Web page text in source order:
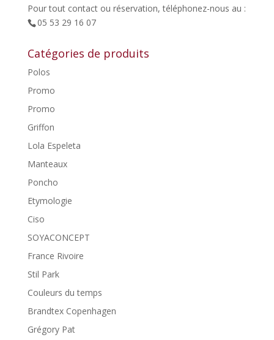
Pour tout contact ou réservation, téléphonez-nous au :
05 53 29 16 07
Catégories de produits
Polos
Promo
Promo
Griffon
Lola Espeleta
Manteaux
Poncho
Etymologie
Ciso
SOYACONCEPT
France Rivoire
Stil Park
Couleurs du temps
Brandtex Copenhagen
Grégory Pat